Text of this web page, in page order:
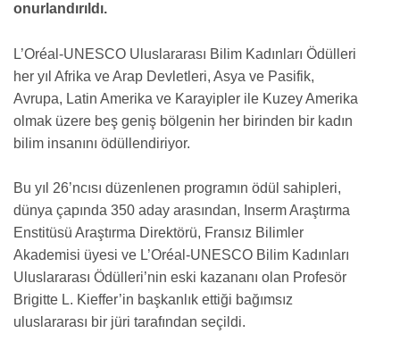
onurlandırıldı.
L’Oréal-UNESCO Uluslararası Bilim Kadınları Ödülleri
her yıl Afrika ve Arap Devletleri, Asya ve Pasifik,
Avrupa, Latin Amerika ve Karayipler ile Kuzey Amerika
olmak üzere beş geniş bölgenin her birinden bir kadın
bilim insanını ödüllendiriyor.
Bu yıl 26’ncısı düzenlenen programın ödül sahipleri,
dünya çapında 350 aday arasından, Inserm Araştırma
Enstitüsü Araştırma Direktörü, Fransız Bilimler
Akademisi üyesi ve L’Oréal-UNESCO Bilim Kadınları
Uluslararası Ödülleri’nin eski kazananı olan Profesör
Brigitte L. Kieffer’in başkanlık ettiği bağımsız
uluslararası bir jüri tarafından seçildi.